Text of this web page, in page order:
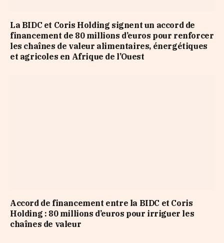
La BIDC et Coris Holding signent un accord de
financement de 80 millions d’euros pour renforcer
les chaînes de valeur alimentaires, énergétiques
et agricoles en Afrique de l’Ouest
Accord de financement entre la BIDC et Coris
Holding : 80 millions d’euros pour irriguer les
chaînes de valeur